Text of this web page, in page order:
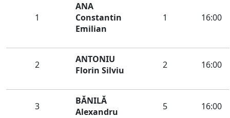
1
ANA
Constantin
Emilian
1 16:00
2
ANTONIU
Florin Silviu
2 16:00
3
BĂNILĂ
Alexandru
5 16:00